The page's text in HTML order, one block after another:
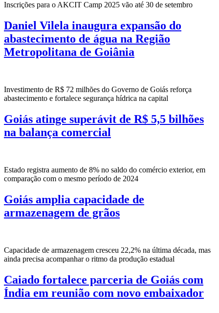
Inscrições para o AKCIT Camp 2025 vão até 30 de setembro
Daniel Vilela inaugura expansão do
abastecimento de água na Região
Metropolitana de Goiânia
Investimento de R$ 72 milhões do Governo de Goiás reforça
abastecimento e fortalece segurança hídrica na capital
Goiás atinge superávit de R$ 5,5 bilhões
na balança comercial
Estado registra aumento de 8% no saldo do comércio exterior, em
comparação com o mesmo período de 2024
Goiás amplia capacidade de
armazenagem de grãos
Capacidade de armazenagem cresceu 22,2% na última década, mas
ainda precisa acompanhar o ritmo da produção estadual
Caiado fortalece parceria de Goiás com
Índia em reunião com novo embaixador